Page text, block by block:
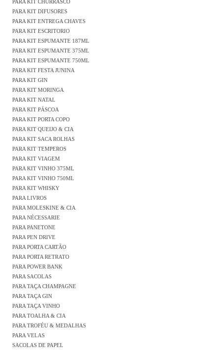
PARA KIT CHURRASCO
PARA KIT DIFUSORES
PARA KIT ENTREGA CHAVES
PARA KIT ESCRITORIO
PARA KIT ESPUMANTE 187ML
PARA KIT ESPUMANTE 375ML
PARA KIT ESPUMANTE 750ML
PARA KIT FESTA JUNINA
PARA KIT GIN
PARA KIT MORINGA
PARA KIT NATAL
PARA KIT PÁSCOA
PARA KIT PORTA COPO
PARA KIT QUEIJO & CIA
PARA KIT SACA ROLHAS
PARA KIT TEMPEROS
PARA KIT VIAGEM
PARA KIT VINHO 375ML
PARA KIT VINHO 750ML
PARA KIT WHISKY
PARA LIVROS
PARA MOLESKINE & CIA
PARA NÉCESSARIE
PARA PANETONE
PARA PEN DRIVE
PARA PORTA CARTÃO
PARA PORTA RETRATO
PARA POWER BANK
PARA SACOLAS
PARA TAÇA CHAMPAGNE
PARA TAÇA GIN
PARA TAÇA VINHO
PARA TOALHA & CIA
PARA TROFÉU & MEDALHAS
PARA VELAS
SACOLAS DE PAPEL